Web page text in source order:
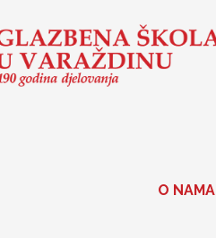
O NAMA